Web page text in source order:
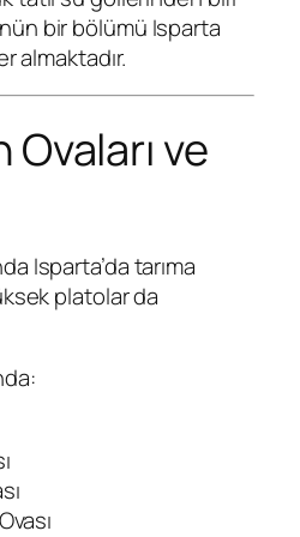
bir bölümü Isparta
almaktadır.
Ovaları ve
Isparta’da tarıma
platolar da